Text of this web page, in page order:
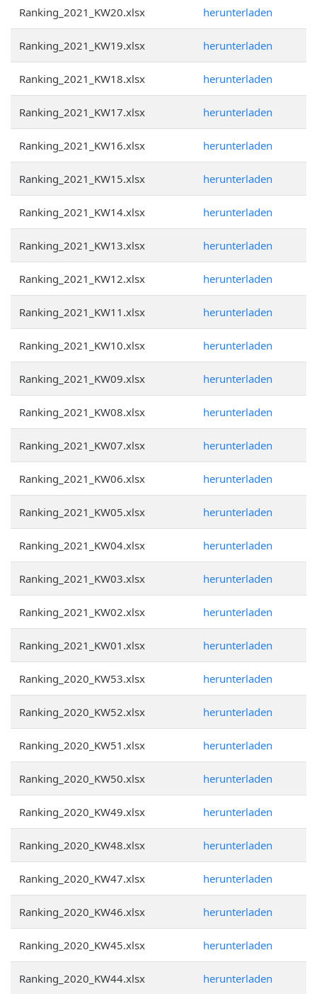
Ranking_2021_KW20.xlsx herunterladen
Ranking_2021_KW19.xlsx herunterladen
Ranking_2021_KW18.xlsx herunterladen
Ranking_2021_KW17.xlsx herunterladen
Ranking_2021_KW16.xlsx herunterladen
Ranking_2021_KW15.xlsx herunterladen
Ranking_2021_KW14.xlsx herunterladen
Ranking_2021_KW13.xlsx herunterladen
Ranking_2021_KW12.xlsx herunterladen
Ranking_2021_KW11.xlsx herunterladen
Ranking_2021_KW10.xlsx herunterladen
Ranking_2021_KW09.xlsx herunterladen
Ranking_2021_KW08.xlsx herunterladen
Ranking_2021_KW07.xlsx herunterladen
Ranking_2021_KW06.xlsx herunterladen
Ranking_2021_KW05.xlsx herunterladen
Ranking_2021_KW04.xlsx herunterladen
Ranking_2021_KW03.xlsx herunterladen
Ranking_2021_KW02.xlsx herunterladen
Ranking_2021_KW01.xlsx herunterladen
Ranking_2020_KW53.xlsx herunterladen
Ranking_2020_KW52.xlsx herunterladen
Ranking_2020_KW51.xlsx herunterladen
Ranking_2020_KW50.xlsx herunterladen
Ranking_2020_KW49.xlsx herunterladen
Ranking_2020_KW48.xlsx herunterladen
Ranking_2020_KW47.xlsx herunterladen
Ranking_2020_KW46.xlsx herunterladen
Ranking_2020_KW45.xlsx herunterladen
Ranking_2020_KW44.xlsx herunterladen